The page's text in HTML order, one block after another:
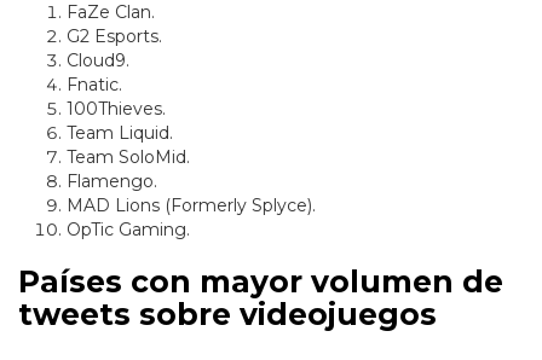
FaZe Clan.
G2 Esports.
Cloud9.
Fnatic.
100Thieves.
Team Liquid.
Team SoloMid.
Flamengo.
MAD Lions (Formerly Splyce).
OpTic Gaming.
Países con mayor volumen de
tweets sobre videojuegos